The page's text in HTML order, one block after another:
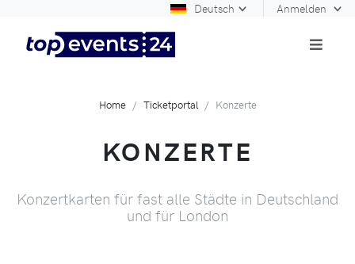
Deutsch Anmelden
Home Ticketportal Konzerte
KONZERTE
Konzertkarten für fast alle Städte in Deutschland
und für London